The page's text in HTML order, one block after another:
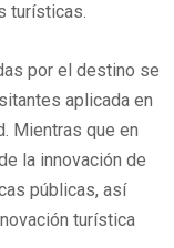
turísticas.
por el destino se
aplicada en
Mientras que en
la innovación de
públicas, así
turística